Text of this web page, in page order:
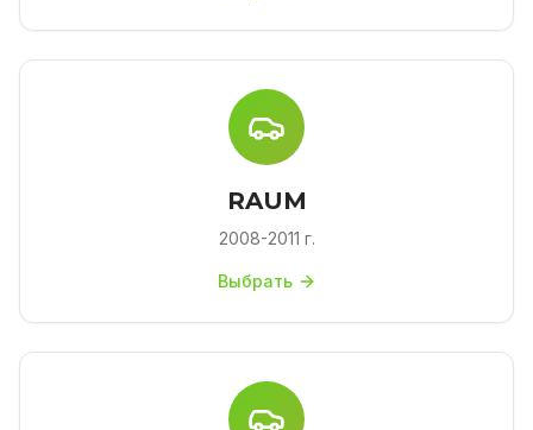
RAUM
2008-2011 г.
Выбрать